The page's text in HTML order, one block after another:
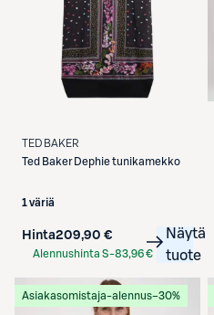
TED BAKER
Ted Baker Dephie tunikamekko
1 väriä
Hinta209,90 €
Alennushinta S-83,96 €
Näytä
tuote
Asiakasomistaja-alennus−30%